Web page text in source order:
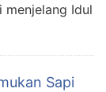
Idul
Sapi